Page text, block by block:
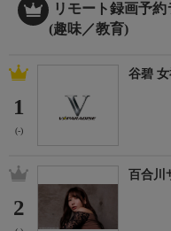
リモート録画予
(趣味／教育)
1
(-)
谷碧
2
百合川